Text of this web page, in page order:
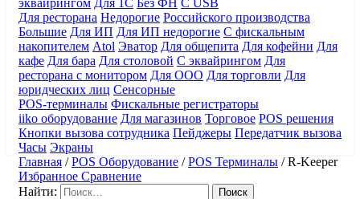
Для ресторана Недорогие Российского производства
Большие Для ИП Для ИП недорогие С фискальным
накопителем Atol Эватор Для общепита Для кофейни Для
кафе Для бара Для столовой С эквайрингом Для
ресторана с монитором Для ООО Для торговли Для
юридческих лиц Сенсорные
POS-терминалы Фискальные регистраторы
iiko оборудование Для магазинов Торговое POS решения
Кнопки вызова сотрудника Пейджеры Передатчик вызова
Часы Экраны
Главная /POS Оборудование /POS Терминалы /R-Keeper
Избранное Сравнение
Найти: